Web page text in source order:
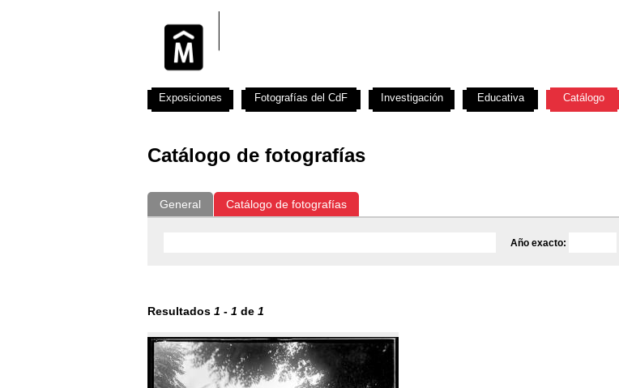
Catálogo de fotografías
General Catálogo de fotografías
Año exacto:
Resultados 1 - 1 de 1
Exposiciones Fotografías del CdF Investigación Educativa Catálogo